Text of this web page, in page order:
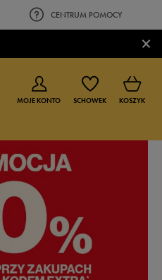
CENTRUM POMOCY
×
BUTY DLA DZIEWCZYNKI
0-4 lat
4-8 lat
9-16 lat
MOJE KONTO SCHOWEK KOSZYK